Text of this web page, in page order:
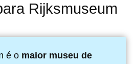
Rijksmuseum
é o maior museu de